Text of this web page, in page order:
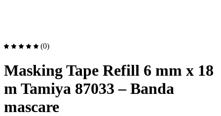
(0)
Masking Tape Refill 6 mm x 18
m Tamiya 87033 – Banda
mascare